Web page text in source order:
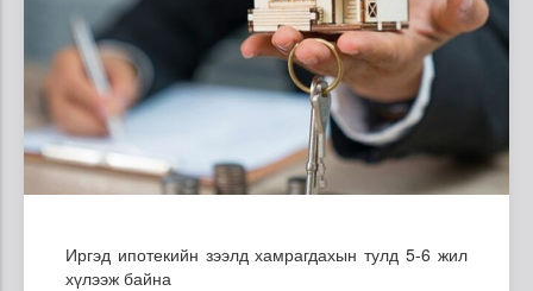
Иргэд ипотекийн зээлд хамрагдахын тулд 5-6 жил
хүлээж байна